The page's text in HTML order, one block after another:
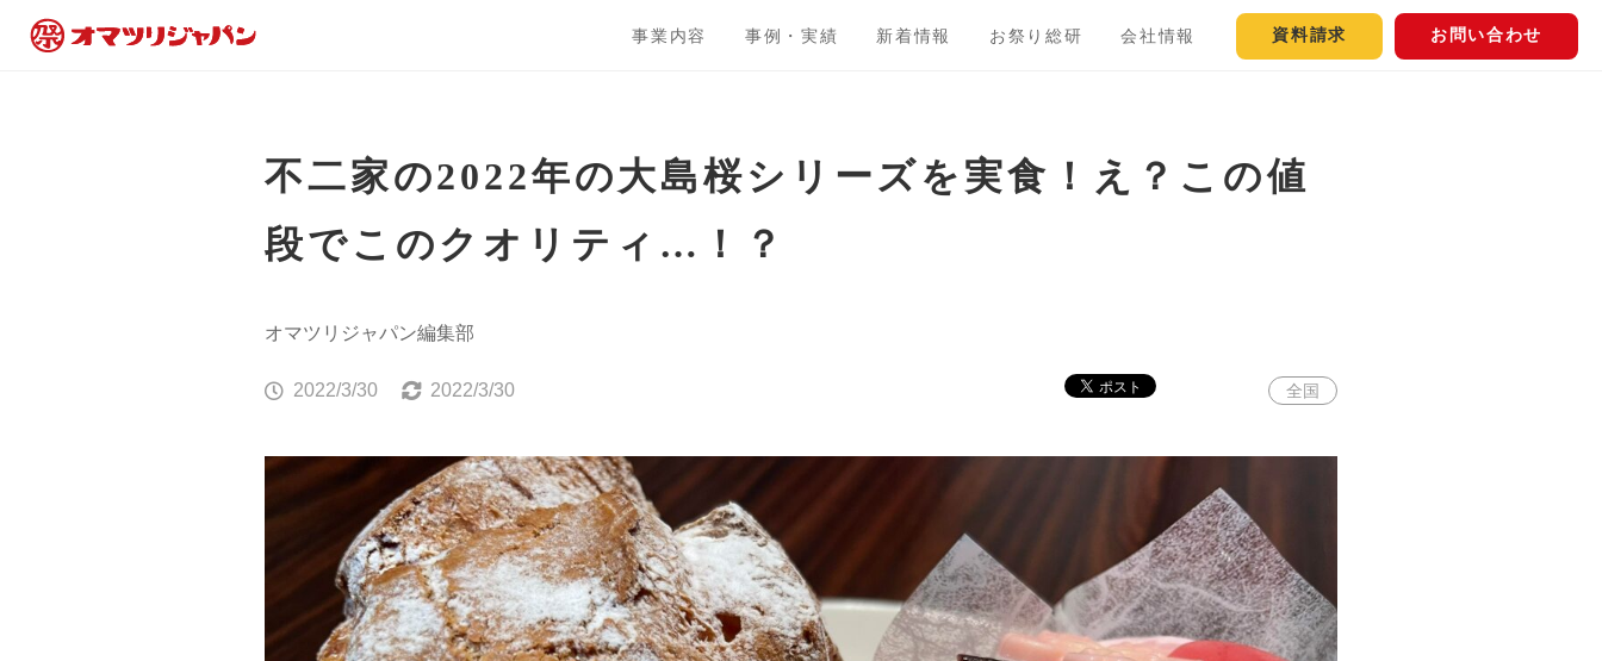
事業内容 事例・実績 新着情報 お祭り総研 会社情報 資料請求 お問い合わせ
不二家の2022年の大島桜シリーズを実食！え？この値
段でこのクオリティ…！？
オマツリジャパン編集部
2022/3/30 2022/3/30 全国